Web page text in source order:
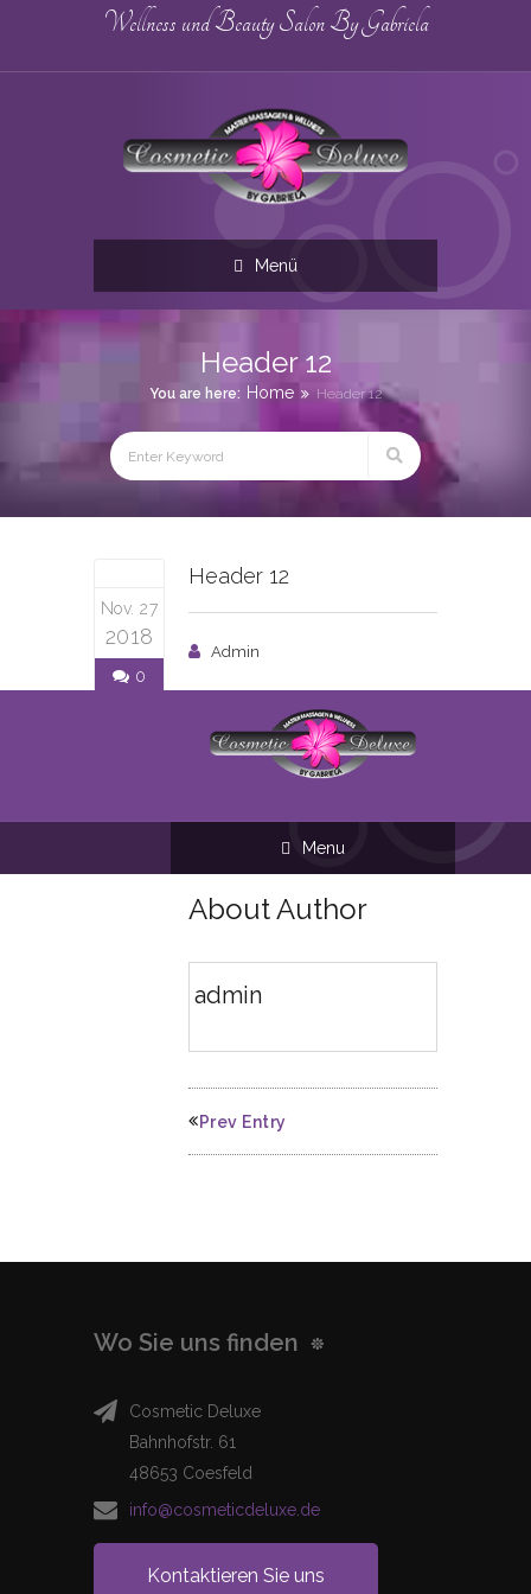
Wellness und Beauty Salon By Gabriela
Menü
Header 12
You are here: Home Header 12
Nov. 27
2018
0
Header 12
Admin
Menu
About Author
admin
Prev Entry
Wo Sie uns finden
Cosmetic Deluxe
Bahnhofstr. 61
48653 Coesfeld
info@cosmeticdeluxe.de
Kontaktieren Sie uns